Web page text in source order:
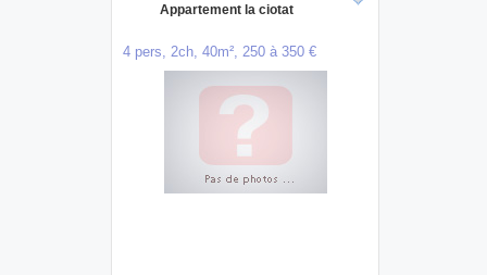
Appartement la ciotat
4 pers, 2ch, 40m², 250 à 350 €